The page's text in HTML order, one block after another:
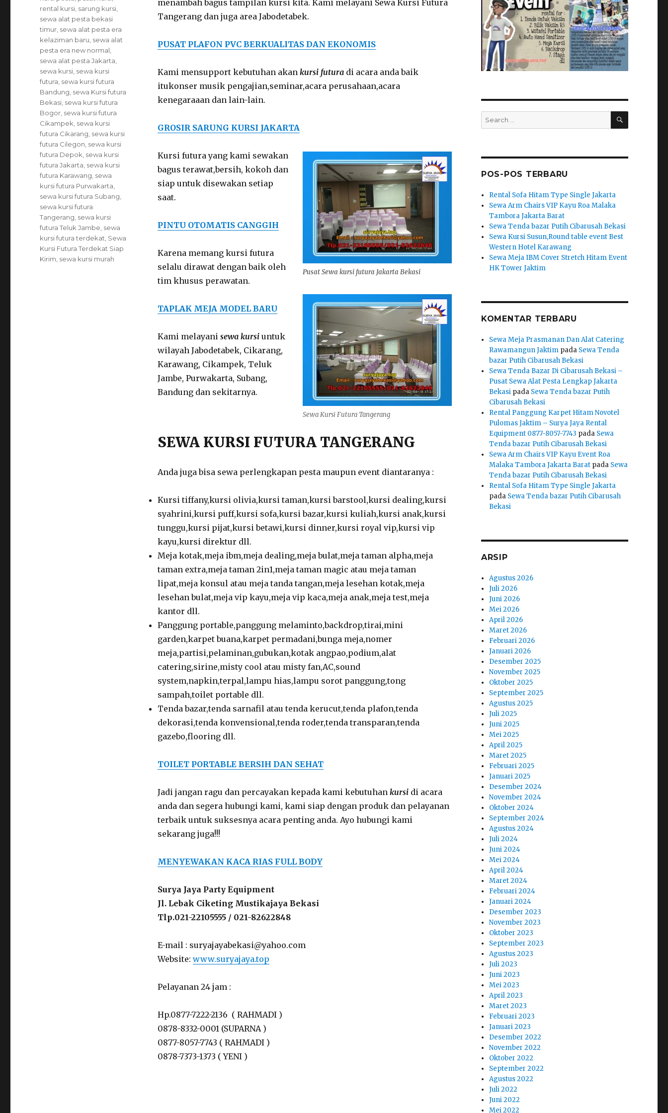
menambah bagus tampilan kursi kita. Kami melayani Sewa Kursi Futura
Tangerang dan juga area Jabodetabek.
PUSAT PLAFON PVC BERKUALITAS DAN EKONOMIS
Kami mensupport kebutuhan akan kursi futura di acara anda baik
itukonser musik pengajian,seminar,acara perusahaan,acara
kenegaraaan dan lain-lain.
GROSIR SARUNG KURSI JAKARTA
Pusat Sewa kursi futura Jakarta Bekasi
Sewa Kursi Futura Tangerang
Kursi futura yang kami sewakan
bagus terawat,bersih, kokoh dan
siap untuk disewakan setiap
saat.
PINTU OTOMATIS CANGGIH
Karena memang kursi futura
selalu dirawat dengan baik oleh
tim khusus perawatan.
TAPLAK MEJA MODEL BARU
Kami melayani sewa kursi untuk
wilayah Jabodetabek, Cikarang,
Karawang, Cikampek, Teluk
Jambe, Purwakarta, Subang,
Bandung dan sekitarnya.
SEWA KURSI FUTURA TANGERANG
Anda juga bisa sewa perlengkapan pesta maupun event diantaranya :
Kursi tiffany,kursi olivia,kursi taman,kursi barstool,kursi dealing,kursi
syahrini,kursi puff,kursi sofa,kursi bazar,kursi kuliah,kursi anak,kursi
tunggu,kursi pijat,kursi betawi,kursi dinner,kursi royal vip,kursi vip
kayu,kursi direktur dll.
Meja kotak,meja ibm,meja dealing,meja bulat,meja taman alpha,meja
taman extra,meja taman 2in1,meja taman magic atau meja taman
lipat,meja konsul atau meja tanda tangan,meja lesehan kotak,meja
lesehan bulat,meja vip kayu,meja vip kaca,meja anak,meja test,meja
kantor dll.
Panggung portable,panggung melaminto,backdrop,tirai,mini
garden,karpet buana,karpet permadani,bunga meja,nomer
meja,partisi,pelaminan,gubukan,kotak angpao,podium,alat
catering,sirine,misty cool atau misty fan,AC,sound
system,napkin,terpal,lampu hias,lampu sorot panggung,tong
sampah,toilet portable dll.
Tenda bazar,tenda sarnafil atau tenda kerucut,tenda plafon,tenda
dekorasi,tenda konvensional,tenda roder,tenda transparan,tenda
gazebo,flooring dll.
TOILET PORTABLE BERSIH DAN SEHAT
Jadi jangan ragu dan percayakan kepada kami kebutuhan kursidi acara
anda dan segera hubungi kami, kami siap dengan produk dan pelayanan
terbaik untuk suksesnya acara penting anda. Ayo hubungi kami
sekarang juga!!!
MENYEWAKAN KACA RIAS FULL BODY
Surya Jaya Party Equipment
Jl. Lebak Ciketing Mustikajaya Bekasi
Tlp.021-22105555 / 021-82622848
E-mail : suryajayabekasi@yahoo.com
Website: www.suryajaya.top
Pelayanan 24 jam :
Hp.0877-7222-2136 ( RAHMADI )
0878-8332-0001 (SUPARNA )
0877-8057-7743 ( RAHMADI )
0878-7373-1373 ( YENI )
rental kursi sarung kursi
sewa alat pesta bekasi
timur sewa alat pesta era
kelaziman baru sewa alat
pesta era new normal
sewa alat pesta Jakarta
sewa kursi sewa kursi
futura sewa kursi futura
Bandung sewa Kursi futura
Bekasi sewa kursi futura
Bogor sewa kursi futura
Cikampek sewa kursi
futura Cikarang sewa kursi
futura Cilegon sewa kursi
futura Depok sewa kursi
futura Jakarta sewa kursi
futura Karawang sewa
kursi futura Purwakarta
sewa kursi futura Subang
sewa kursi futura
Tangerang sewa kursi
futura Teluk Jambe sewa
kursi futura terdekat Sewa
Kursi Futura Terdekat Siap
Kirim sewa kursi murah
Search
for:
SEARCH
POS-POS TERBARU
Rental Sofa Hitam Type Single Jakarta
Sewa Arm Chairs VIP Kayu Roa Malaka
Tambora Jakarta Barat
Sewa Tenda bazar Putih Cibarusah Bekasi
Sewa Kursi Susun,Round table event Best
Western Hotel Karawang
Sewa Meja IBM Cover Stretch Hitam Event
HK Tower Jaktim
KOMENTAR TERBARU
Sewa Meja Prasmanan Dan Alat Catering
Rawamangun Jaktim pada Sewa Tenda
bazar Putih Cibarusah Bekasi
Sewa Tenda Bazar Di Cibarusah Bekasi –
Pusat Sewa Alat Pesta Lengkap Jakarta
Bekasi pada Sewa Tenda bazar Putih
Cibarusah Bekasi
Rental Panggung Karpet Hitam Novotel
Pulomas Jaktim – Surya Jaya Rental
Equipment 0877-8057-7743 pada Sewa
Tenda bazar Putih Cibarusah Bekasi
Sewa Arm Chairs VIP Kayu Event Roa
Malaka Tambora Jakarta Barat pada Sewa
Tenda bazar Putih Cibarusah Bekasi
Rental Sofa Hitam Type Single Jakarta
pada Sewa Tenda bazar Putih Cibarusah
Bekasi
ARSIP
Agustus 2026
Juli 2026
Juni 2026
Mei 2026
April 2026
Maret 2026
Februari 2026
Januari 2026
Desember 2025
November 2025
Oktober 2025
September 2025
Agustus 2025
Juli 2025
Juni 2025
Mei 2025
April 2025
Maret 2025
Februari 2025
Januari 2025
Desember 2024
November 2024
Oktober 2024
September 2024
Agustus 2024
Juli 2024
Juni 2024
Mei 2024
April 2024
Maret 2024
Februari 2024
Januari 2024
Desember 2023
November 2023
Oktober 2023
September 2023
Agustus 2023
Juli 2023
Juni 2023
Mei 2023
April 2023
Maret 2023
Februari 2023
Januari 2023
Desember 2022
November 2022
Oktober 2022
September 2022
Agustus 2022
Juli 2022
Juni 2022
Mei 2022